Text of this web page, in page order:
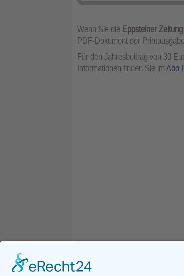
Wenn Sie die Eppsteiner Zeitung
PDF-Dokument der
Für den Jahresbeitrag von 30
Informationen finden Sie imAbo-